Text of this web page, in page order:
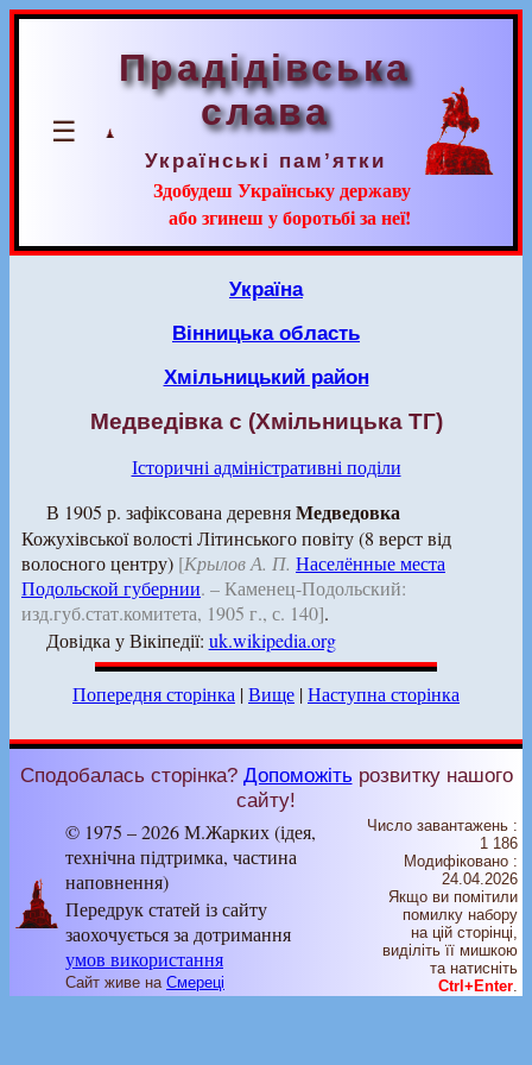
☰
Прадідівська
слава
Українські пам’ятки
Здобудеш Українську державу
або згинеш у боротьбі за неї!
Україна
Вінницька область
Хмільницький район
Медведівка с (Хмільницька ТГ)
Історичні адміністративні поділи
В 1905 р. зафіксована деревняМедведовка
Кожухівської волості Літинського повіту (8 верст від
волосного центру) [Крылов А. П. Населённые места
Подольской губернии. – Каменец-Подольский:
изд.губ.стат.комитета, 1905 г., с. 140].
Довідка у Вікіпедії: uk.wikipedia.org
Попередня сторінка |Вище |Наступна сторінка
Сподобалась сторінка? Допоможіть розвитку нашого
сайту!
© 1975 – 2026 М.Жарких (ідея,
технічна підтримка, частина
наповнення)
Передрук статей із сайту
заохочується за дотримання
умов використання
Сайт живе на Смереці
Число завантажень :
1 186
Модифіковано :
24.04.2026
Якщо ви помітили
помилку набору
на цiй сторiнцi,
видiлiть її мишкою
та натисніть
Ctrl+Enter.